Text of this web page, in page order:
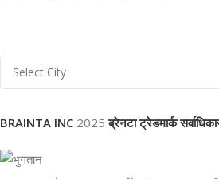
BRAINTA INC 2025ब्रेनटा ट्रेडमार्क